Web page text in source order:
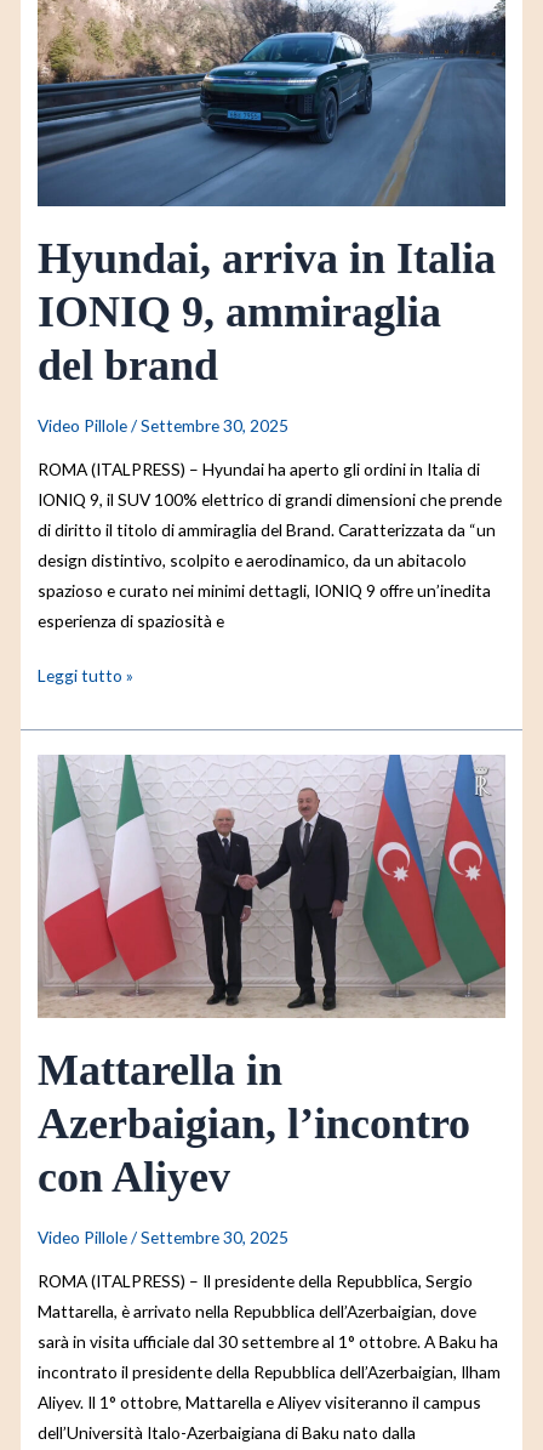
Hyundai, arriva in Italia
IONIQ 9, ammiraglia
del brand
Video Pillole/Settembre 30, 2025
ROMA (ITALPRESS) – Hyundai ha aperto gli ordini in Italia di
IONIQ 9, il SUV 100% elettrico di grandi dimensioni che prende
di diritto il titolo di ammiraglia del Brand. Caratterizzata da “un
design distintivo, scolpito e aerodinamico, da un abitacolo
spazioso e curato nei minimi dettagli, IONIQ 9 offre un’inedita
esperienza di spaziosità e
in
Italia
IONIQ
9,
ammiraglia
del
Leggi tutto »
Mattarella in
Azerbaigian, l’incontro
con Aliyev
Video Pillole/Settembre 30, 2025
ROMA (ITALPRESS) – Il presidente della Repubblica, Sergio
Mattarella, è arrivato nella Repubblica dell’Azerbaigian, dove
sarà in visita ufficiale dal 30 settembre al 1° ottobre. A Baku ha
incontrato il presidente della Repubblica dell’Azerbaigian, Ilham
Aliyev. Il 1° ottobre, Mattarella e Aliyev visiteranno il campus
dell’Università Italo-Azerbaigiana di Baku nato dalla
Mattarella
in
Azerbaigian,
l’incontro
con
Aliyev